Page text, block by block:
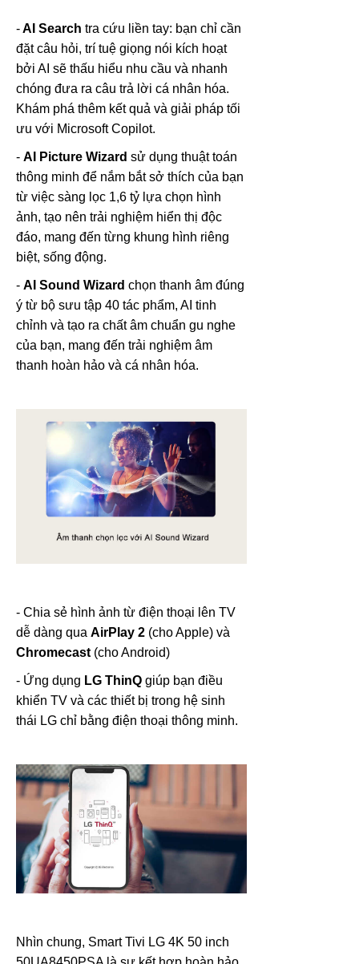
-AI Search tra cứu liền tay: bạn chỉ cần
đặt câu hỏi, trí tuệ giọng nói kích hoạt
bởi AI sẽ thấu hiểu nhu cầu và nhanh
chóng đưa ra câu trả lời cá nhân hóa.
Khám phá thêm kết quả và giải pháp tối
ưu với Microsoft Copilot.
- AI Picture Wizard sử dụng thuật toán
thông minh để nắm bắt sở thích của bạn
từ việc sàng lọc 1,6 tỷ lựa chọn hình
ảnh, tạo nên trải nghiệm hiển thị độc
đáo, mang đến từng khung hình riêng
biệt, sống động.
- AI Sound Wizard chọn thanh âm đúng
ý từ bộ sưu tập 40 tác phẩm, AI tinh
chỉnh và tạo ra chất âm chuẩn gu nghe
của bạn, mang đến trải nghiệm âm
thanh hoàn hảo và cá nhân hóa.
- Chia sẻ hình ảnh từ điện thoại lên TV
dễ dàng qua AirPlay 2 (cho Apple) và
Chromecast (cho Android)
- Ứng dụng LG ThinQ giúp bạn điều
khiển TV và các thiết bị trong hệ sinh
thái LG chỉ bằng điện thoại thông minh.
Nhìn chung, Smart Tivi LG 4K 50 inch